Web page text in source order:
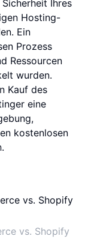
Ihres
Hosting-
Ein
Prozess
Ressourcen
wurden.
Kauf des
eine
kostenlosen
vs. Shopify